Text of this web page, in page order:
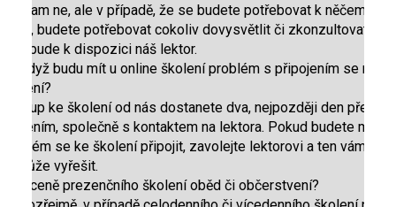
Záznam ne, ale v případě, že se budete potřebovat k něčemu
vrátit, budete potřebovat cokoliv dovysvětlit či zkonzultovat,
vám bude k dispozici náš lektor.
Co když budu mít u online školení problém s připojením se na
školení?
Přístup ke školení od nás dostanete dva, nejpozději den před
školením, společně s kontaktem na lektora. Pokud budete mít
problém se ke školení připojit, zavolejte lektorovi a ten vám jej
pomůže vyřešit.
Je v ceně prezenčního školení oběd či občerstvení?